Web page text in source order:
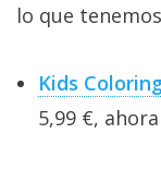
lo que
Kids
5,99 €,